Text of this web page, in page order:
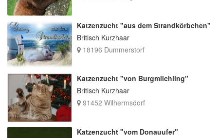
Katzenzucht "aus dem Strandkörbchen"
Britisch Kurzhaar
18196 Dummerstorf
Katzenzucht "von Burgmilchling"
Britisch Kurzhaar
91452 Wilhermsdorf
Katzenzucht "vom Donauufer"